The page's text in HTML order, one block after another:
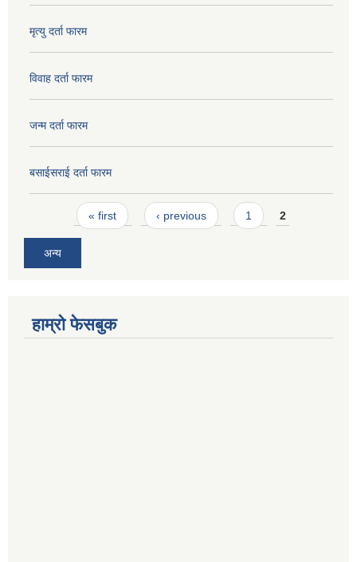
मृत्यु दर्ता फारम
विवाह दर्ता फारम
जन्म दर्ता फारम
बसाईसराई दर्ता फारम
Pages« first ‹ previous 1 2
अन्य
हाम्रो फेसबुक